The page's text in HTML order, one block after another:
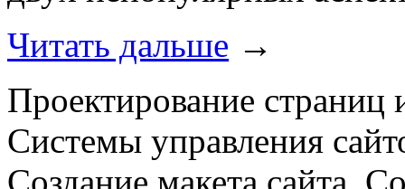
Читать дальше →
Проектирование страниц
Системы управления
Создание макета сайта,